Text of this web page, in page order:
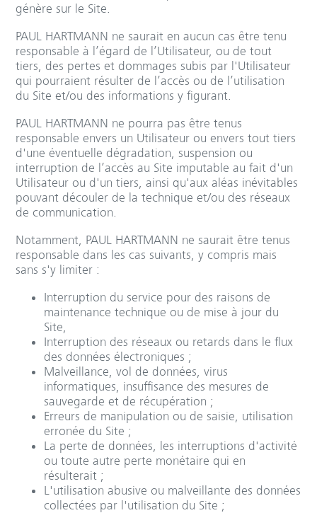
génère sur le Site.
PAUL HARTMANN ne saurait en aucun cas être tenu
responsable à l’égard de l’Utilisateur, ou de tout
tiers, des pertes et dommages subis par l'Utilisateur
qui pourraient résulter de l’accès ou de l’utilisation
du Site et/ou des informations y figurant.
PAUL HARTMANN ne pourra pas être tenus
responsable envers un Utilisateur ou envers tout tiers
d'une éventuelle dégradation, suspension ou
interruption de l’accès au Site imputable au fait d'un
Utilisateur ou d'un tiers, ainsi qu'aux aléas inévitables
pouvant découler de la technique et/ou des réseaux
de communication.
Notamment, PAUL HARTMANN ne saurait être tenus
responsable dans les cas suivants, y compris mais
sans s'y limiter :
Interruption du service pour des raisons de
maintenance technique ou de mise à jour du
Site,
Interruption des réseaux ou retards dans le flux
des données électroniques ;
Malveillance, vol de données, virus
informatiques, insuffisance des mesures de
sauvegarde et de récupération ;
Erreurs de manipulation ou de saisie, utilisation
erronée du Site ;
La perte de données, les interruptions d'activité
ou toute autre perte monétaire qui en
résulterait ;
L'utilisation abusive ou malveillante des données
collectées par l'utilisation du Site ;